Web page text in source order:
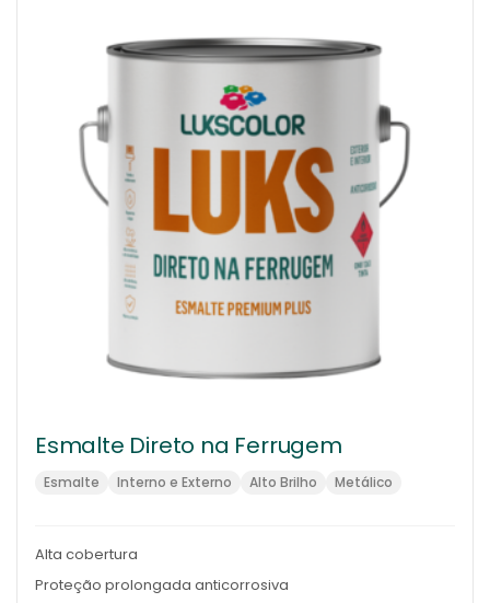
Esmalte Direto na Ferrugem
Esmalte Interno e Externo Alto Brilho Metálico
Alta cobertura
Proteção prolongada anticorrosiva